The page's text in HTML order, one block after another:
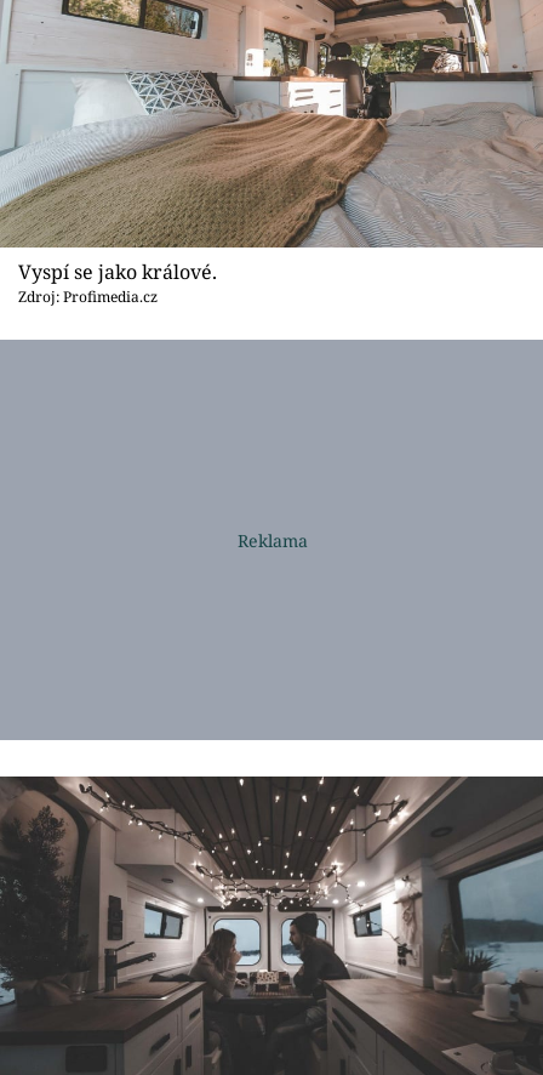
Vyspí se jako králové.
Zdroj: Profimedia.cz